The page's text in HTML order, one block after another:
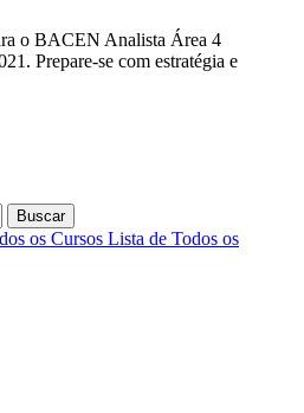
o BACEN Analista Área 4
Prepare-se com estratégia e
Buscar
os Cursos Lista de Todos os